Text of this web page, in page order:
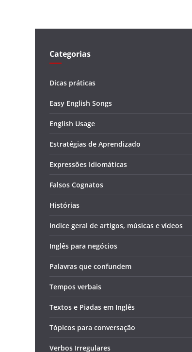
Categorias
Dicas práticas
Easy English Songs
English Usage
Estratégias de Aprendizado
Expressões Idiomáticas
Falsos Cognatos
Histórias
Indice geral de artigos, músicas e vídeos
Inglês para negócios
Palavras que confundem
Tempos verbais
Textos e Piadas em Inglês
Tópicos para conversação
Verbos Irregulares